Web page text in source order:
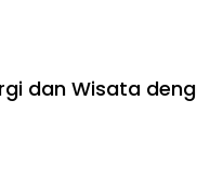
dan Wisata